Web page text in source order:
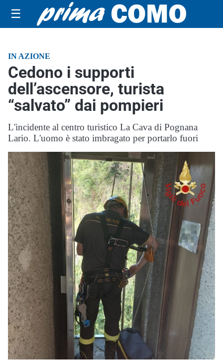
☰
IN AZIONE
Cedono i supporti
dell’ascensore, turista
“salvato” dai pompieri
L'incidente al centro turistico La Cava di Pognana
Lario. L'uomo è stato imbragato per portarlo fuori